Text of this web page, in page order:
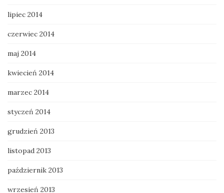
lipiec 2014
czerwiec 2014
maj 2014
kwiecień 2014
marzec 2014
styczeń 2014
grudzień 2013
listopad 2013
październik 2013
wrzesień 2013